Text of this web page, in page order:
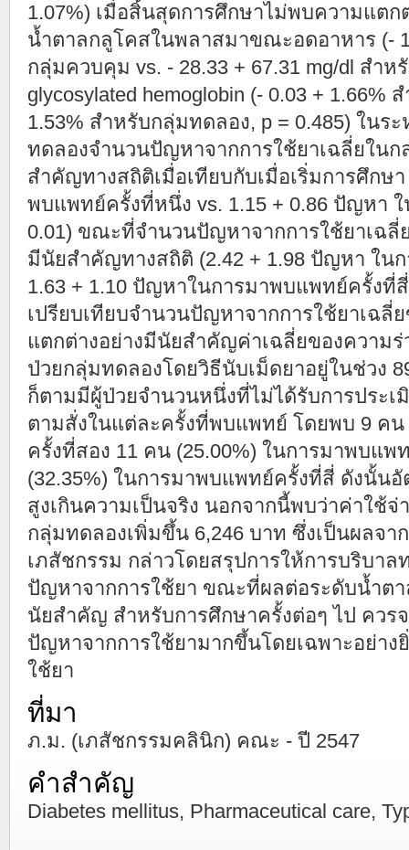
1.07%) เมื่อสิ้นสุดการศึกษาไม่พบความแตก
น้ำตาลกลูโคสในพลาสมาขณะอดอาหาร (-
กลุ่มควบคุม vs. - 28.33 + 67.31 mg/dl สำ
glycosylated hemoglobin (- 0.03 + 1.66%
1.53% สำหรับกลุ่มทดลอง, p = 0.485) ในร
ทดลองจำนวนปัญหาจากการใช้ยาเฉลี่ยใน
สำคัญทางสถิติเมื่อเทียบกับเมื่อเริ่มการศึกษ
พบแพทย์ครั้งที่หนึ่ง vs. 1.15 + 0.86 ปัญหา
0.01) ขณะที่จำนวนปัญหาจากการใช้ยาเฉ
มีนัยสำคัญทางสถิติ (2.42 + 1.98 ปัญหา ใน
1.63 + 1.10 ปัญหาในการมาพบแพทย์ครั้งที่สี่
เปรียบเทียบจำนวนปัญหาจากการใช้ยาเฉลี่
แตกต่างอย่างมีนัยสำคัญค่าเฉลี่ยของความ
ป่วยกลุ่มทดลองโดยวิธีนับเม็ดยาอยู่ในช่วง
ก็ตามมีผู้ป่วยจำนวนหนึ่งที่ไม่ได้รับการประเ
ตามสั่งในแต่ละครั้งที่พบแพทย์ โดยพบ 9 คน
ครั้งที่สอง 11 คน (25.00%) ในการมาพบแ
(32.35%) ในการมาพบแพทย์ครั้งที่สี่ ดังนั้น
สูงเกินความเป็นจริง นอกจากนี้พบว่าค่าใช้จ่
กลุ่มทดลองเพิ่มขึ้น 6,246 บาท ซึ่งเป็นผลจา
เภสัชกรรม กล่าวโดยสรุปการให้การบริบา
ปัญหาจากการใช้ยา ขณะที่ผลต่อระดับน้ำตา
นัยสำคัญ สำหรับการศึกษาครั้งต่อๆ ไป ควร
ปัญหาจากการใช้ยามากขึ้นโดยเฉพาะอย่า
ใช้ยา
ที่มา
ภ.ม. (เภสัชกรรมคลินิก) คณะ - ปี 2547
คำสำคัญ
Diabetes mellitus, Pharmaceutical care,